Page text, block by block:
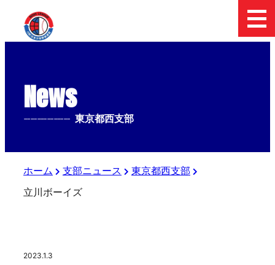
News
-------------- 東京都西支部
ホーム 支部ニュース
東京都西支部
立川ボーイズ
2023.1.3